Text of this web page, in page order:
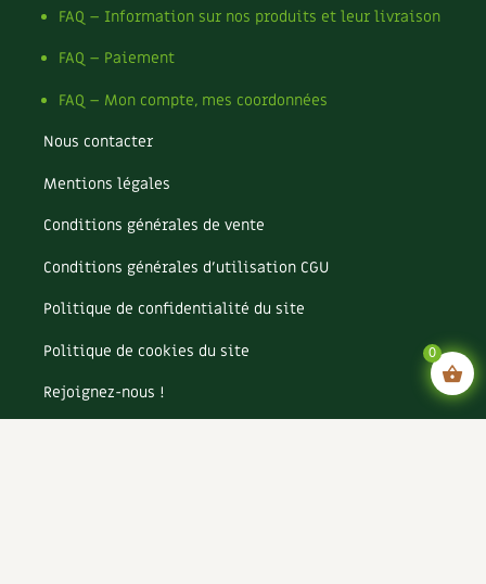
FAQ – Information sur nos produits et leur livraison
FAQ – Paiement
FAQ – Mon compte, mes coordonnées
Nous contacter
Mentions légales
Conditions générales de vente
Conditions générales d’utilisation CGU
Politique de confidentialité du site
Politique de cookies du site
Rejoignez-nous !
0